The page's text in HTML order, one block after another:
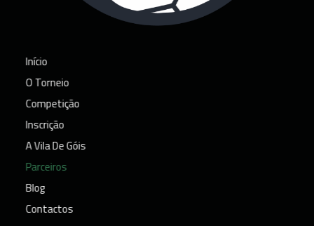
Início
O Torneio
Competição
Inscrição
A Vila De Góis
Parceiros
Blog
Contactos